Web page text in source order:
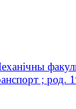
; род.